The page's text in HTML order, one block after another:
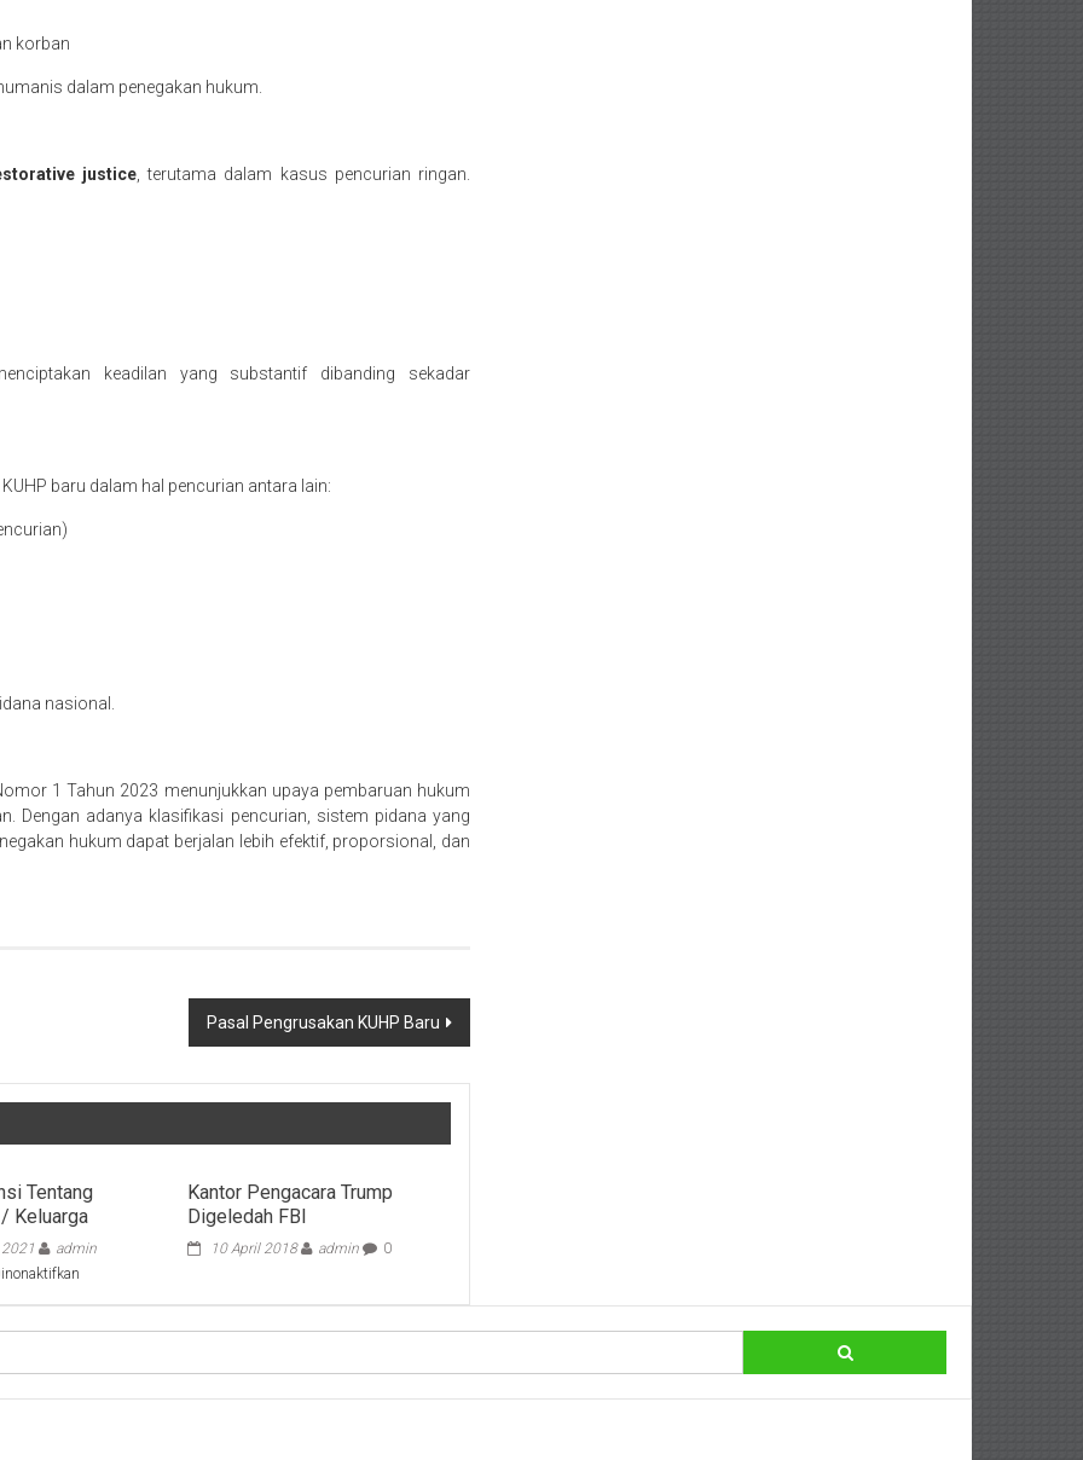
korban
dalam penegakan hukum.
justice, terutama dalam kasus pencurian ringan.
keadilan yang substantif dibanding sekadar
baru dalam hal pencurian antara lain:
nasional.
1 Tahun 2023 menunjukkan upaya pembaruan hukum
Dengan adanya klasifikasi pencurian, sistem pidana yang
hukum dapat berjalan lebih efektif, proporsional, dan
Pasal Pengrusakan KUHP Baru
Tentang
Keluarga
admin
Kantor Pengacara Trump
Digeledah FBI
10 April 2018 admin 0